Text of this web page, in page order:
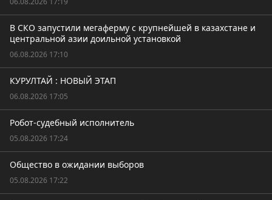
В СКО запустили мегаферму с крупнейшей в казахстане и
центральной азии доильной установкой
06.08.2026 17:10
КУРУЛТАЙ : НОВЫЙ ЭТАП
06.08.2026 17:05
Робот-судебный исполнитель
05.08.2026 17:24
Общество в ожидании выборов
05.08.2026 17:22